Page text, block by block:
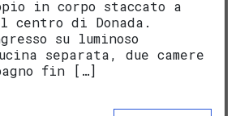
in corpo staccato a
centro di Donada.
su luminoso
separata, due camere
fin […]